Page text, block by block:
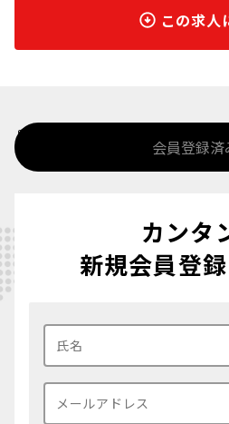
この求人
%>
会員登録済
カンタ
新規会員登録